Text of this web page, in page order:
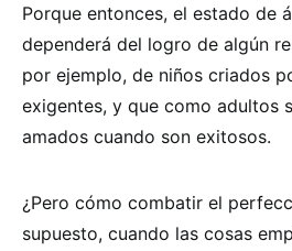
Porque entonces, el estado de
dependerá del logro de algún
por ejemplo, de niños criados
exigentes, y que como adultos
amados cuando son exitosos.
¿Pero cómo combatir el
supuesto, cuando las cosas